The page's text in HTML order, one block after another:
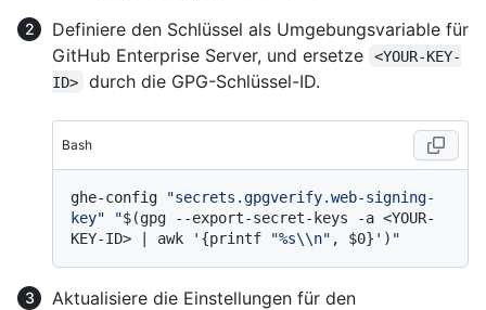
Definiere den Schlüssel als Umgebungsvariable für
GitHub Enterprise Server, und ersetze
<YOUR-KEY-
ID>
durch die GPG-Schlüssel-ID.
Bash
ghe-config
"secrets.gpgverify.web-signing-
key"
"$(gpg --export-secret-keys -a <YOUR-
KEY-ID> | awk '{printf
"%s\\n" , $0}') "
Aktualisiere die Einstellungen für den